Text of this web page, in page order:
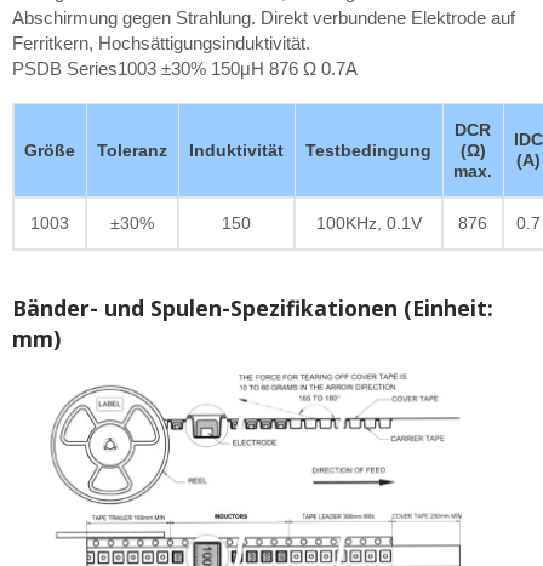
Abschirmung gegen Strahlung. Direkt verbundene Elektrode auf
Ferritkern, Hochsättigungsinduktivität.
PSDB Series1003 ±30% 150μH 876 Ω 0.7A
Größe Toleranz Induktivität Testbedingung
DCR
(Ω)
max.
IDC
(A)
1003 ±30% 150 100KHz, 0.1V 876 0.7
Bänder- und Spulen-Spezifikationen (Einheit:
mm)